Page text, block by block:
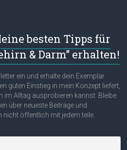
besten Tipps für
& Darm” erhalten!
ein und erhalte dein Exemplar
guten Einstieg in mein Konzept liefert,
im Alltag ausprobieren kannst. Bleibe
über neueste Beiträge und
nicht öffentlich mit jedem teile.